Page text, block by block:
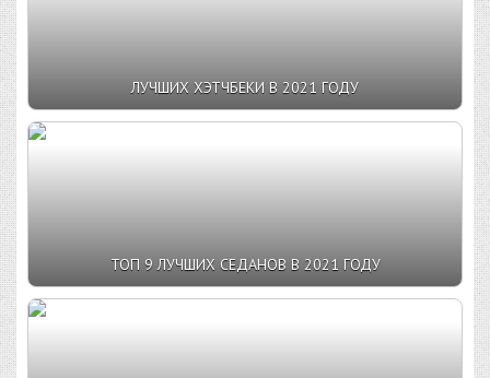
ЛУЧШИХ ХЭТЧБЕКИ В 2021 ГОДУ
ТОП 9 ЛУЧШИХ СЕДАНОВ В 2021 ГОДУ